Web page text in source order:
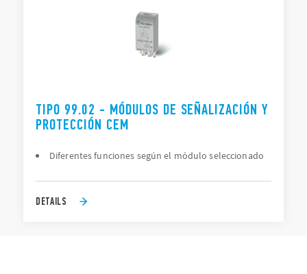
TIPO 99.02 - MÓDULOS DE SEÑALIZACIÓN Y
PROTECCIÓN CEM
Diferentes funciones según el módulo seleccionado
DETAILS